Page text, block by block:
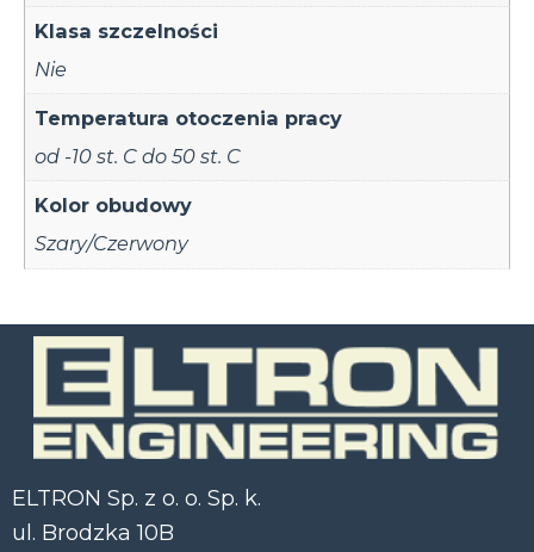
Klasa szczelności
Nie
Temperatura otoczenia pracy
od -10 st. C do 50 st. C
Kolor obudowy
Szary/Czerwony
ELTRON Sp. z o. o. Sp. k.
ul. Brodzka 10B